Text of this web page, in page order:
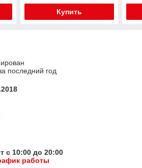
Купить
последний год
с 10:00 до 20:00
работы